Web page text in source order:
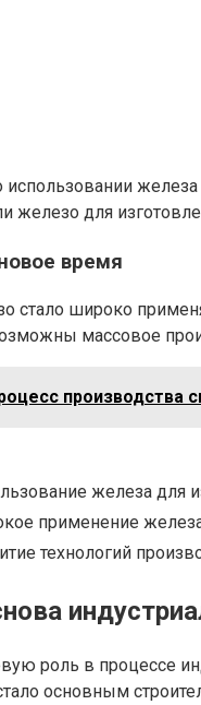
железа
железо для
время
стало широко
массовое
производства
железа для
применение
технологий
роль в процессе
основным